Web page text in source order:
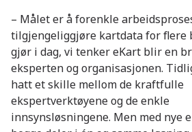
– Målet er å forenkle
tilgjengeliggjøre kartdata for flere
gjør i dag, vi tenker eKart blir en
eksperten og organisasjonen.
hatt et skille mellom de kraftfulle
ekspertverktøyene og de enkle
innsynsløsningene. Men med nye